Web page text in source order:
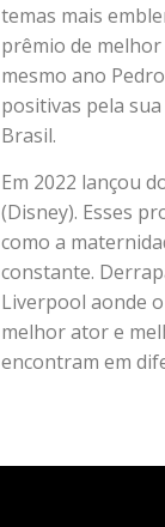
temas mais
prêmio de melhor
mesmo ano
positivas pela
Brasil.
Em 2022 lançou
(Disney). Esses
como a
constante.
Liverpool aonde
melhor ator e
encontram em